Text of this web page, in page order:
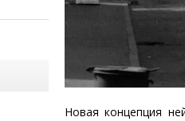
Новая концепция